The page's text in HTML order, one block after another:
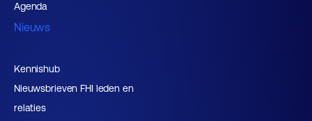
Agenda
Nieuws
Kennishub
Nieuwsbrieven FHI leden en
relaties